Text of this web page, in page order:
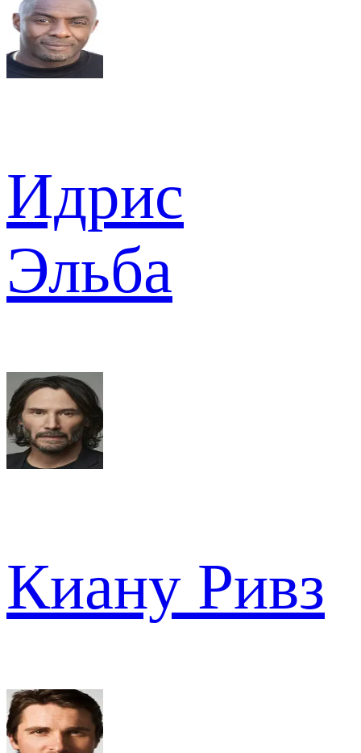
Идрис
Эльба
Киану Ривз